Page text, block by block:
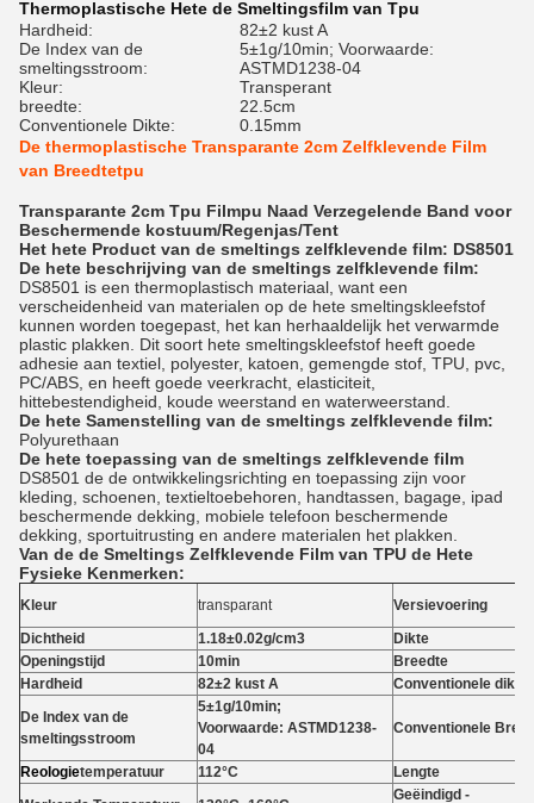
Thermoplastische Hete de Smeltingsfilm van Tpu
Hardheid:
82±2 kust A
De Index van de
smeltingsstroom:
5±1g/10min; Voorwaarde:
ASTMD1238-04
Kleur:
Transperant
breedte:
22.5cm
Conventionele Dikte:
0.15mm
De thermoplastische Transparante 2cm Zelfklevende Film
van Breedtetpu
Transparante 2cm Tpu Filmpu Naad Verzegelende Band voor
Beschermende kostuum/Regenjas/Tent
Het hete Product van de smeltings zelfklevende film: DS8501
De hete beschrijving van de smeltings zelfklevende film:
DS8501 is een thermoplastisch materiaal, want een
verscheidenheid van materialen op de hete smeltingskleefstof
kunnen worden toegepast, het kan herhaaldelijk het verwarmde
plastic plakken. Dit soort hete smeltingskleefstof heeft goede
adhesie aan textiel, polyester, katoen, gemengde stof, TPU, pvc,
PC/ABS, en heeft goede veerkracht, elasticiteit,
hittebestendigheid, koude weerstand en waterweerstand.
De hete Samenstelling van de smeltings zelfklevende film:
Polyurethaan
De hete toepassing van de smeltings zelfklevende film
DS8501 de de ontwikkelingsrichting en toepassing zijn voor
kleding, schoenen, textieltoebehoren, handtassen, bagage, ipad
beschermende dekking, mobiele telefoon beschermende
dekking, sportuitrusting en andere materialen het plakken.
Van de de Smeltings Zelfklevende Film van TPU de Hete
Fysieke Kenmerken:
Kleur transparant
Versievoering
Dichtheid
1.18±0.02g/cm3
Dikte
Openingstijd
10min
Breedte
Hardheid
82±2 kust A
Conventionele dikte
De Index van de
smeltingsstroom
5±1g/10min;
Voorwaarde: ASTMD1238-
04
Conventionele
Reologietemperatuur 112°C
Lengte
Geëindigd -